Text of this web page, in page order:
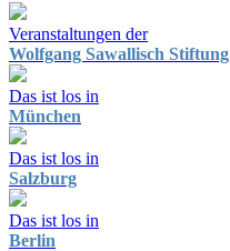
Veranstaltungen der
Wolfgang Sawallisch Stiftung
Das ist los in
München
Das ist los in
Salzburg
Das ist los in
Berlin